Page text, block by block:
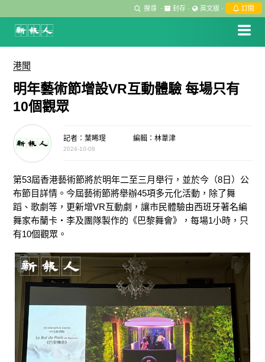
搜尋 · 封存 · 英文版 · 訂閱
港聞
明年藝術節增設VR互動體驗 每場只有
10個觀眾
記者：葉晞琝 編輯：林葦津
2024-10-08
第53屆香港藝術節將於明年二至三月舉行，並於今（8日）公
布節目詳情。今屆藝術節將舉辦45項多元化活動，除了舞
蹈、歌劇等，更新增VR互動劇，讓市民體驗由西班牙著名編
舞家布蘭卡・李及團隊製作的《巴黎舞會》，每場1小時，只
有10個觀眾。